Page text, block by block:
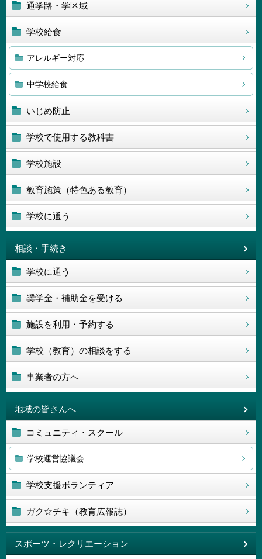
通学路・学区域
学校給食
アレルギー対応
中学校給食
いじめ防止
学校で使用する教科書
学校施設
教育施策（特色ある教育）
学校に通う
相談・手続き
学校に通う
奨学金・補助金を受ける
施設を利用・予約する
学校（教育）の相談をする
事業者の方へ
地域の皆さんへ
コミュニティ・スクール
学校運営協議会
学校支援ボランティア
ガク☆チキ（教育広報誌）
スポーツ・レクリエーション